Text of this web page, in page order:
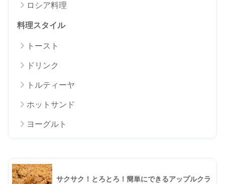
ロシア料理
料理スタイル
トースト
ドリンク
トルティーヤ
ホットサンド
ヨーグルト
サクサク！とろとろ！簡単にできるアップルクラ